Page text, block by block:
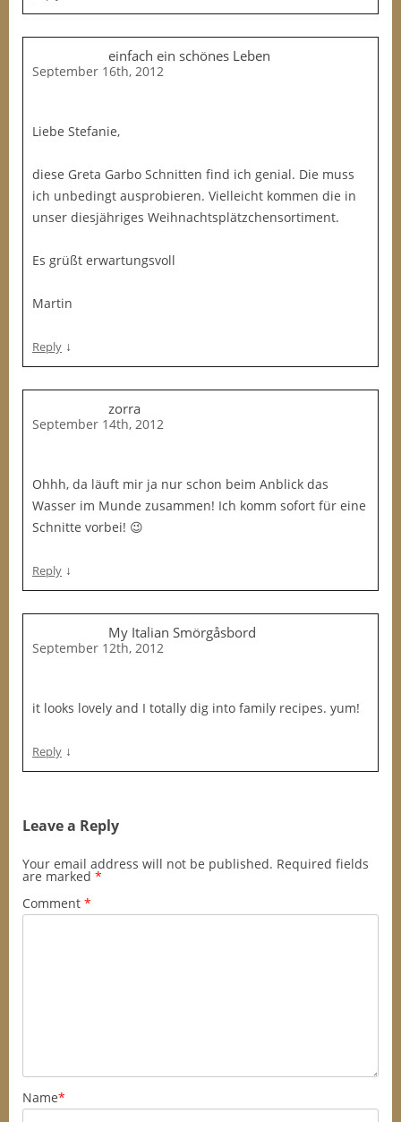
einfach ein schönes Leben
September 16th, 2012
Liebe Stefanie,
diese Greta Garbo Schnitten find ich genial. Die muss
ich unbedingt ausprobieren. Vielleicht kommen die in
unser diesjähriges Weihnachtsplätzchensortiment.
Es grüßt erwartungsvoll
Martin
Reply ↓
zorra
September 14th, 2012
Ohhh, da läuft mir ja nur schon beim Anblick das
Wasser im Munde zusammen! Ich komm sofort für eine
Schnitte vorbei! 😉
Reply ↓
My Italian Smörgåsbord
September 12th, 2012
it looks lovely and I totally dig into family recipes. yum!
Reply ↓
Leave a Reply
Your email address will not be published. Required fields
are marked *
Comment *
Name*